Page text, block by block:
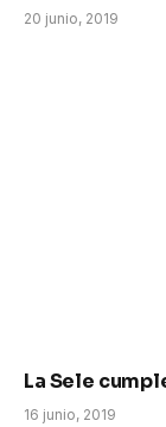
20 junio, 2019
La Sele
16 junio, 2019